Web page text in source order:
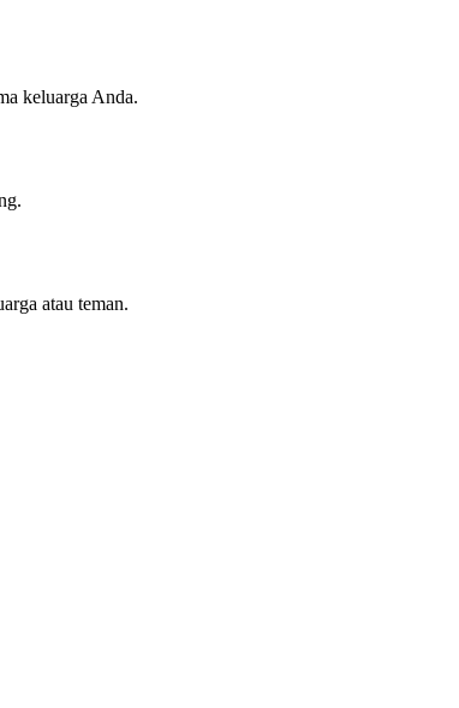
keluarga Anda.
atau teman.